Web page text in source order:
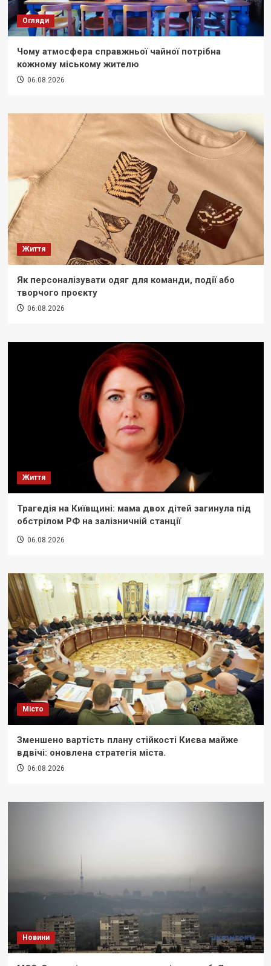
Огляди
Чому атмосфера справжньої чайної потрібна
кожному міському жителю
06.08.2026
Життя
Як персоналізувати одяг для команди, події або
творчого проєкту
06.08.2026
Життя
Трагедія на Київщині: мама двох дітей загинула під
обстрілом РФ на залізничній станції
06.08.2026
Місто
Зменшено вартість плану стійкості Києва майже
вдвічі: оновлена стратегія міста.
06.08.2026
Новини